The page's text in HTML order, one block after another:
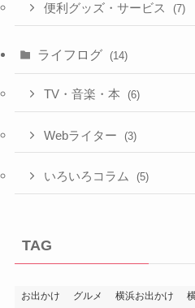
便利グッズ・サービス (7)
ライフログ (14)
TV・音楽・本 (6)
Webライター (3)
いろいろコラム (5)
TAG
お出かけ グルメ 横浜お出かけ